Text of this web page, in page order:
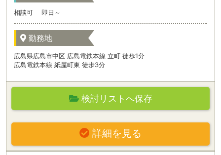
相談可 即日～
勤務地
広島県広島市中区 広島電鉄本線 立町 徒歩1分
広島電鉄本線 紙屋町東 徒歩3分
検討リストへ保存
詳細を見る